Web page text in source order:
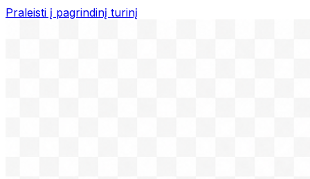
Praleisti į pagrindinį turinį